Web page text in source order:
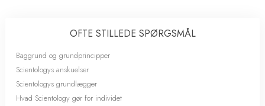
OFTE STILLEDE SPØRGSMÅL
Baggrund og grundprincipper
Scientologys anskuelser
Scientologys grundlægger
Hvad Scientology gør for individet